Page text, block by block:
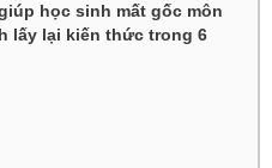
học sinh mất gốc môn
lấy lại kiến thức trong 6